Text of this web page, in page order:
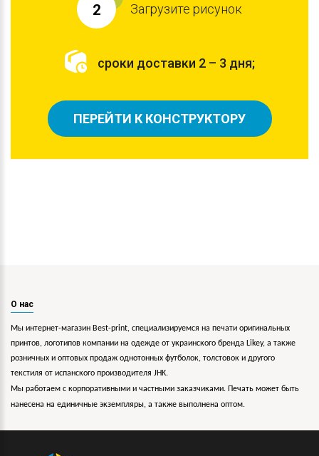
2 Загрузите рисунок
сроки доставки 2 – 3 дня;
ПЕРЕЙТИ К КОНСТРУКТОРУ
О нас
Мы интернет-магазин Best-print, специализируемся на печати оригинальных
принтов, логотипов компании на одежде от украинского бренда Likey, а также
розничных и оптовых продаж однотонных футболок, толстовок и другого
текстиля от испанского производителя JHK.
Мы работаем с корпоративными и частными заказчиками. Печать может быть
нанесена на единичные экземпляры, а также выполнена оптом.